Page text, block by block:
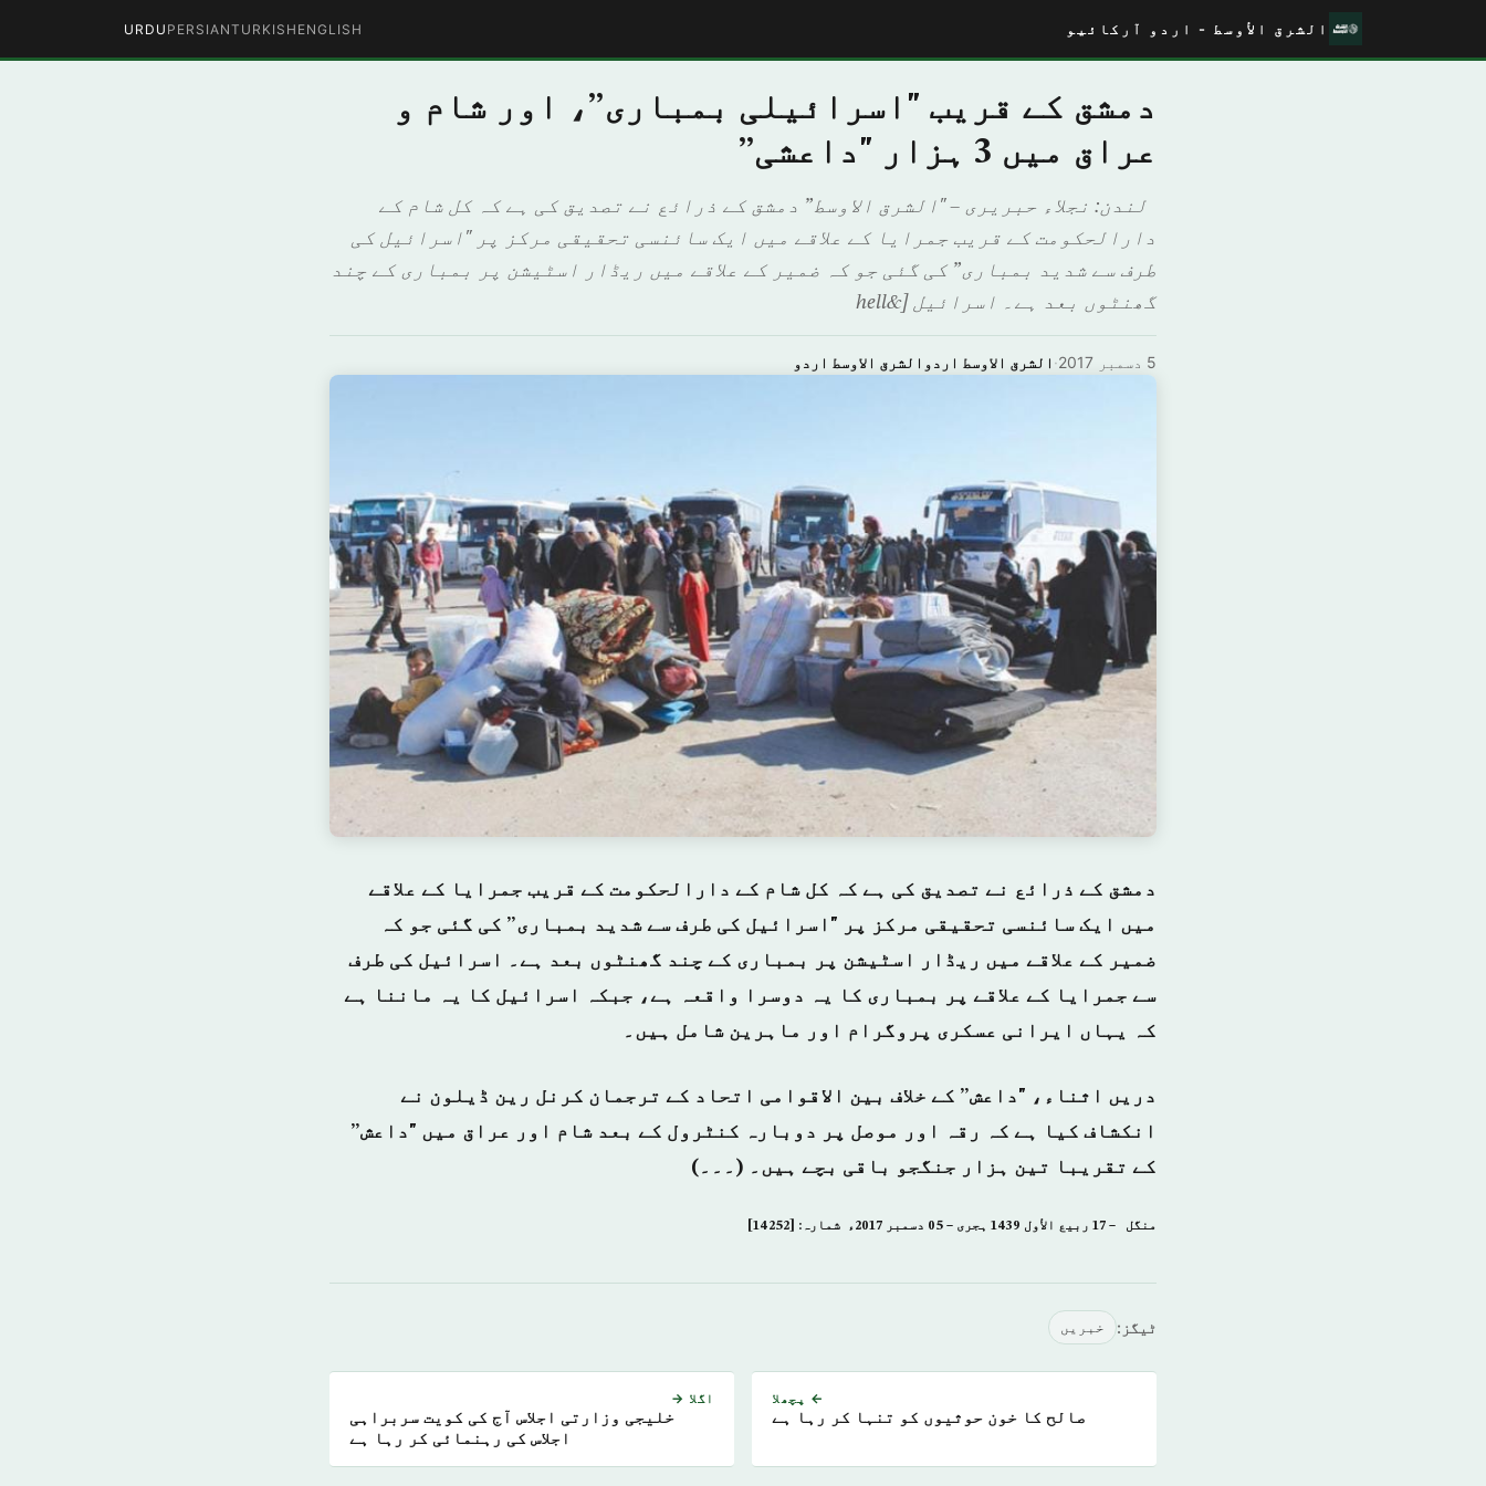
الشرق الأوسط - اردو آرکائیو ENGLISH
TURKISH
PERSIAN
URDU
دمشق کے قریب "اسرائیلی بمباری”، اور شام و
عراق میں 3 ہزار "داعشی”
لندن: نجلاء حبريری – "الشرق الاوسط” دمشق کے ذرائع نے تصدیق کی ہے کہ کل شام کے
دارالحکومت کے قریب جمرایا کے علاقے میں ایک سائنسی تحقیقی مرکز پر "اسرائیل کی
طرف سے شدید بمباری” کی گئی جو کہ ضمیر کے علاقے میں ریڈار اسٹیشن پر بمباری کے چند
گھنٹوں بعد ہے۔ اسرائیل [&hell
الشرق الاوسط اردوالشرق الاوسط اردو · 5 دسمبر 2017
دمشق کے ذرائع نے تصدیق کی ہے کہ کل شام کے دارالحکومت کے قریب جمرایا کے علاقے
میں ایک سائنسی تحقیقی مرکز پر "اسرائیل کی طرف سے شدید بمباری” کی گئی جو کہ
ضمیر کے علاقے میں ریڈار اسٹیشن پر بمباری کے چند گھنٹوں بعد ہے۔ اسرائیل کی طرف
سے جمرایا کے علاقے پر بمباری کا یہ دوسرا واقعہ ہے، جبکہ اسرائیل کا یہ ماننا ہے
کہ یہاں ایرانی عسکری پروگرام اور ماہرین شامل ہیں۔
دریں اثناء، "داعش” کے خلاف بین الاقوامی اتحاد کے ترجمان کرنل رین ڈیلون نے
انکشاف کیا ہے کہ رقہ اور موصل پر دوبارہ کنٹرول کے بعد شام اور عراق میں "داعش”
کے تقریبا تین ہزار جنگجو باقی بچے ہیں۔ (۔۔۔)
منگل – 17 ربيع الأول 1439 ہجری – 05 دسمبر 2017ء شمارہ: [14252]
ٹیگز: خبريں
← پچھلا
صالح کا خون حوثیوں کو تنہا کر رہا ہے
اگلا →
خلیجی وزارتی اجلاس آج کی کویت سربراہی
اجلاس کی رہنمائی کر رہا ہے